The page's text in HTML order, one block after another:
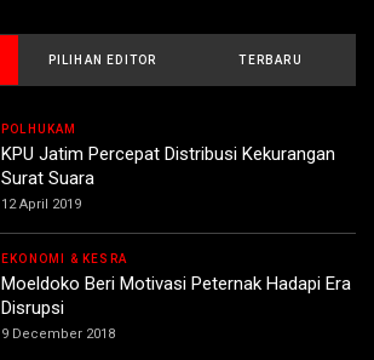
PILIHAN EDITOR TERBARU
POLHUKAM
KPU Jatim Percepat Distribusi Kekurangan
Surat Suara
12 April 2019
EKONOMI & KESRA
Moeldoko Beri Motivasi Peternak Hadapi Era
Disrupsi
9 December 2018